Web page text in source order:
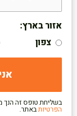
אזור בארץ:
צפון
בשליחת טופס זה
הפרטיותבאתר.